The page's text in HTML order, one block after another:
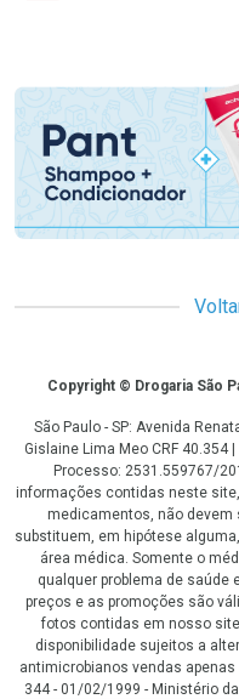
Promoção em
CopyrightCopyright © Drogaria São
São Paulo - SP: Avenida
Gislaine Lima Meo CRF
Processo: 2531.559767/
informações contidas neste
medicamentos, não devem
substituem, em hipótese
área médica. Somente o
qualquer problema de saúde
preços e as promoções são
fotos contidas em nosso
disponibilidade sujeitos a
antimicrobianos vendas
344 - 01/02/1999 - Ministério